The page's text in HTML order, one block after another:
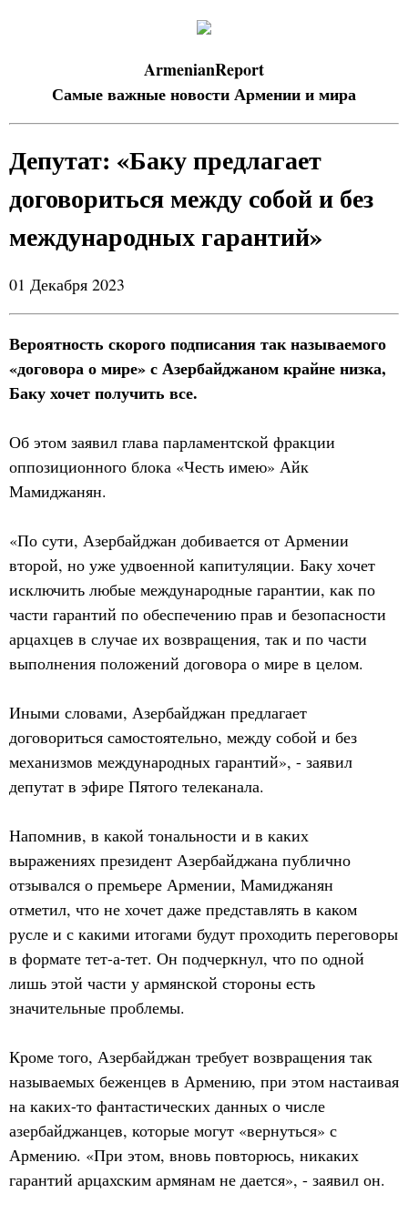
ArmenianReport
Самые важные новости Армении и мира
Депутат: «Баку предлагает
договориться между собой и без
международных гарантий»
01 Декабря 2023
Вероятность скорого подписания так называемого
«договора о мире» с Азербайджаном крайне низка,
Баку хочет получить все.
Об этом заявил глава парламентской фракции
оппозиционного блока «Честь имею» Айк
Мамиджанян.
«По сути, Азербайджан добивается от Армении
второй, но уже удвоенной капитуляции. Баку хочет
исключить любые международные гарантии, как по
части гарантий по обеспечению прав и безопасности
арцахцев в случае их возвращения, так и по части
выполнения положений договора о мире в целом.
Иными словами, Азербайджан предлагает
договориться самостоятельно, между собой и без
механизмов международных гарантий», - заявил
депутат в эфире Пятого телеканала.
Напомнив, в какой тональности и в каких
выражениях президент Азербайджана публично
отзывался о премьере Армении, Мамиджанян
отметил, что не хочет даже представлять в каком
русле и с какими итогами будут проходить переговоры
в формате тет-а-тет. Он подчеркнул, что по одной
лишь этой части у армянской стороны есть
значительные проблемы.
Кроме того, Азербайджан требует возвращения так
называемых беженцев в Армению, при этом настаивая
на каких-то фантастических данных о числе
азербайджанцев, которые могут «вернуться» с
Армению. «При этом, вновь повторюсь, никаких
гарантий арцахским армянам не дается», - заявил он.